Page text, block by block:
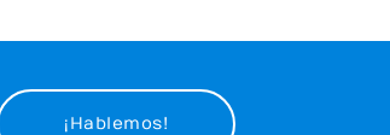
¡Hablemos!